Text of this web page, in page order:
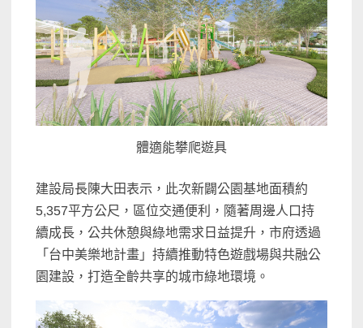
體適能攀爬遊具
建設局長陳大田表示，此次新闢公園基地面積約
5,357平方公尺，區位交通便利，隨著周邊人口持
續成長，公共休憩與綠地需求日益提升，市府透過
「台中美樂地計畫」持續推動特色遊戲場與共融公
園建設，打造全齡共享的城市綠地環境。